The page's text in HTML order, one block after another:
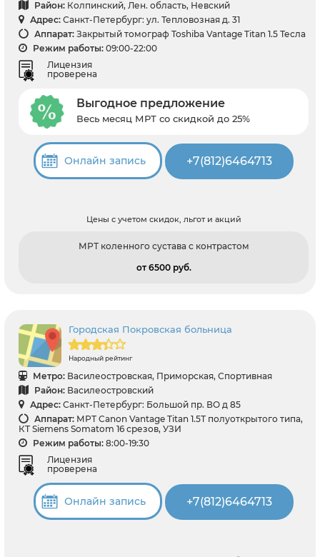
Район: Колпинский, Лен. область, Невский
Адрес: Санкт-Петербург: ул. Тепловозная д. 31
Аппарат: Закрытый томограф Toshiba Vantage Titan 1.5 Тесла
Режим работы: 09:00-22:00
Лицензия
проверена
Выгодное предложение
Весь месяц МРТ со скидкой до 25%
Онлайн запись +7(812)6464713
Цены с учетом скидок, льгот и акций
МРТ коленного сустава с контрастом
от 6500 pуб.
Городская Покровская больница
Народный рейтинг
Метро: Василеостровская, Приморская, Спортивная
Район: Василеостровский
Адрес: Санкт-Петербург: Большой пр. ВО д 85
Аппарат: МРТ Canon Vantage Titan 1.5Т полуоткрытого типа,
КТ Siemens Somatom 16 срезов, УЗИ
Режим работы: 8:00-19:30
Лицензия
проверена
Онлайн запись +7(812)6464713